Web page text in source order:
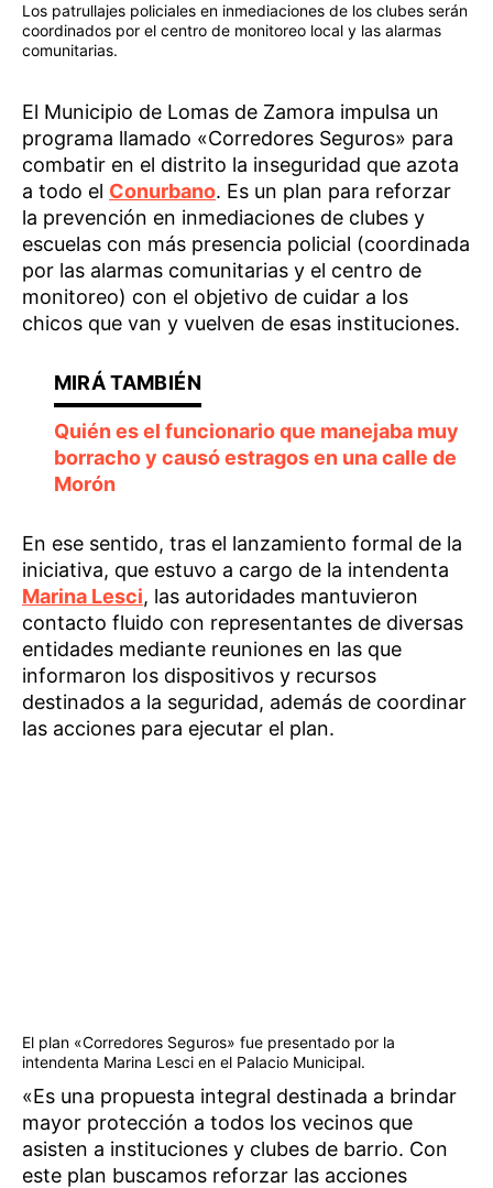
Los patrullajes policiales en inmediaciones de los clubes serán
coordinados por el centro de monitoreo local y las alarmas
comunitarias.
El Municipio de Lomas de Zamora impulsa un
programa llamado «Corredores Seguros» para
combatir en el distrito la inseguridad que azota
a todo el Conurbano. Es un plan para reforzar
la prevención en inmediaciones de clubes y
escuelas con más presencia policial (coordinada
por las alarmas comunitarias y el centro de
monitoreo) con el objetivo de cuidar a los
chicos que van y vuelven de esas instituciones.
Quién es el funcionario que manejaba muy
borracho y causó estragos en una calle de
Morón
En ese sentido, tras el lanzamiento formal de la
iniciativa, que estuvo a cargo de la intendenta
Marina Lesci, las autoridades mantuvieron
contacto fluido con representantes de diversas
entidades mediante reuniones en las que
informaron los dispositivos y recursos
destinados a la seguridad, además de coordinar
las acciones para ejecutar el plan.
El plan «Corredores Seguros» fue presentado por la
intendenta Marina Lesci en el Palacio Municipal.
«Es una propuesta integral destinada a brindar
mayor protección a todos los vecinos que
asisten a instituciones y clubes de barrio. Con
este plan buscamos reforzar las acciones